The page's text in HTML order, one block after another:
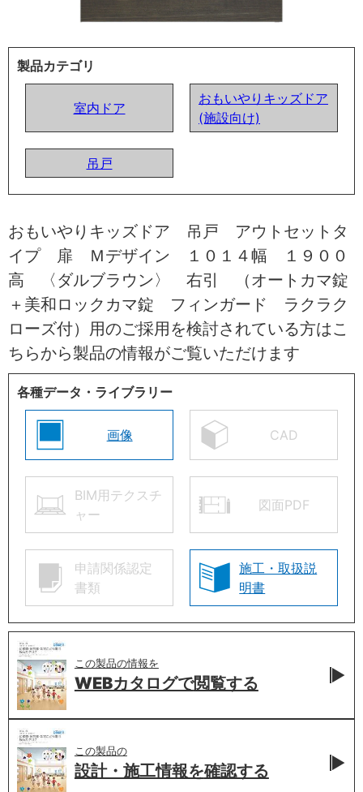
製品カテゴリ
室内ドア
おもいやりキッズドア
(施設向け)
吊戸
おもいやりキッズドア 吊戸 アウトセットタ
イプ 扉 Ｍデザイン １０１４幅 １９００
高 〈ダルブラウン〉 右引 （オートカマ錠
＋美和ロックカマ錠 フィンガード ラクラク
ローズ付）用のご採用を検討されている方はこ
ちらから製品の情報がご覧いただけます
各種データ・ライブラリー
画像 CAD
BIM用テクスチ
ャー
図面PDF
申請関係認定
書類
施工・取扱説
明書
この製品の情報を
WEBカタログで閲覧する
この製品の
設計・施工情報を確認する